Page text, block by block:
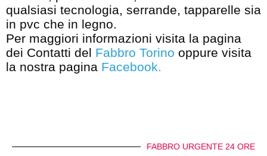
qualsiasi tecnologia, serrande, tapparelle sia
in pvc che in legno.
Per maggiori informazioni visita la pagina
dei Contatti del Fabbro Torino oppure visita
la nostra pagina Facebook.
FABBRO URGENTE 24 ORE